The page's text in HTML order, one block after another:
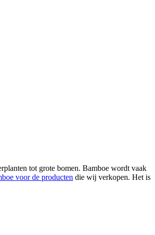
tot grote bomen. Bamboe wordt vaak
voor de producten die wij verkopen. Het is